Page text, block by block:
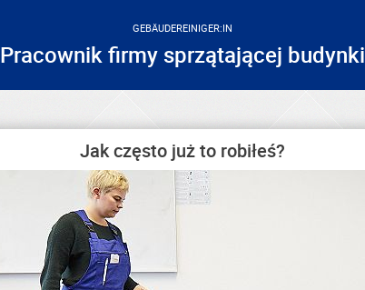
GEBÄUDEREINIGER:IN
Pracownik firmy sprzątającej budynki
Jak często już to robiłeś?